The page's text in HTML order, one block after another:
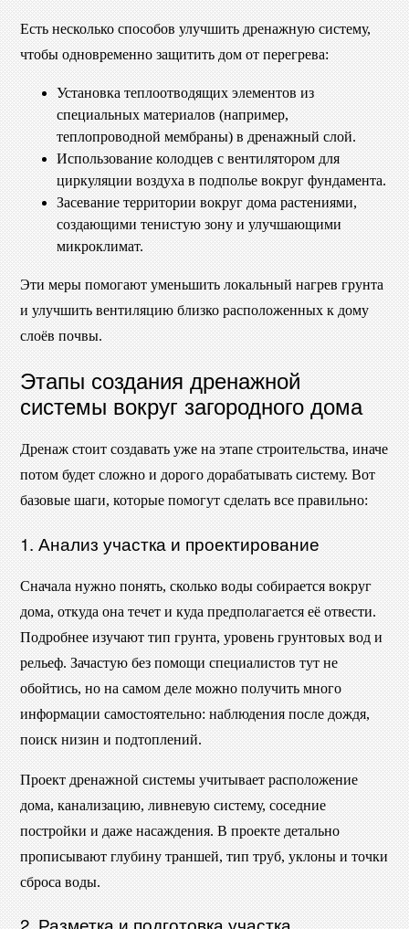
Есть несколько способов улучшить дренажную систему,
чтобы одновременно защитить дом от перегрева:
Установка теплоотводящих элементов из
специальных материалов (например,
теплопроводной мембраны) в дренажный слой.
Использование колодцев с вентилятором для
циркуляции воздуха в подполье вокруг фундамента.
Засевание территории вокруг дома растениями,
создающими тенистую зону и улучшающими
микроклимат.
Эти меры помогают уменьшить локальный нагрев грунта
и улучшить вентиляцию близко расположенных к дому
слоёв почвы.
Этапы создания дренажной
системы вокруг загородного дома
Дренаж стоит создавать уже на этапе строительства, иначе
потом будет сложно и дорого дорабатывать систему. Вот
базовые шаги, которые помогут сделать все правильно:
1. Анализ участка и проектирование
Сначала нужно понять, сколько воды собирается вокруг
дома, откуда она течет и куда предполагается её отвести.
Подробнее изучают тип грунта, уровень грунтовых вод и
рельеф. Зачастую без помощи специалистов тут не
обойтись, но на самом деле можно получить много
информации самостоятельно: наблюдения после дождя,
поиск низин и подтоплений.
Проект дренажной системы учитывает расположение
дома, канализацию, ливневую систему, соседние
постройки и даже насаждения. В проекте детально
прописывают глубину траншей, тип труб, уклоны и точки
сброса воды.